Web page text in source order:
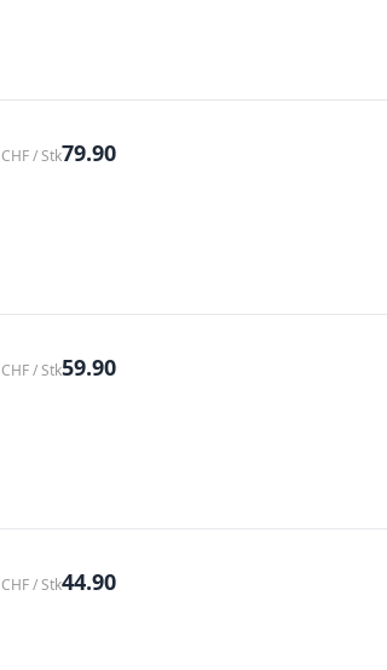
CHF / Stk79.90
CHF / Stk59.90
CHF / Stk44.90